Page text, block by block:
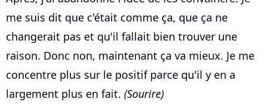
me suis dit que c'était comme ça, que ça ne
changerait pas et qu'il fallait bien trouver une
raison. Donc non, maintenant ça va mieux. Je me
concentre plus sur le positif parce qu'il y en a
largement plus en fait. (Sourire)